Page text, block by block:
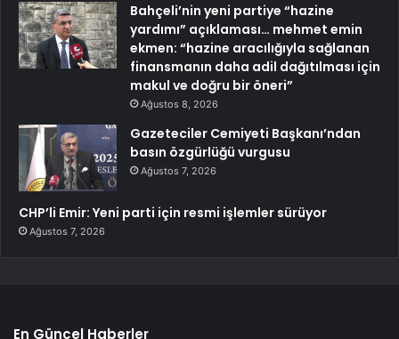
Bahçeli’nin yeni partiye “hazine
yardımı” açıklaması… mehmet emin
ekmen: “hazine aracılığıyla sağlanan
finansmanın daha adil dağıtılması için
makul ve doğru bir öneri”
Ağustos 8, 2026
Gazeteciler Cemiyeti Başkanı’ndan
basın özgürlüğü vurgusu
Ağustos 7, 2026
CHP’li Emir: Yeni parti için resmi işlemler sürüyor
Ağustos 7, 2026
En Güncel Haberler